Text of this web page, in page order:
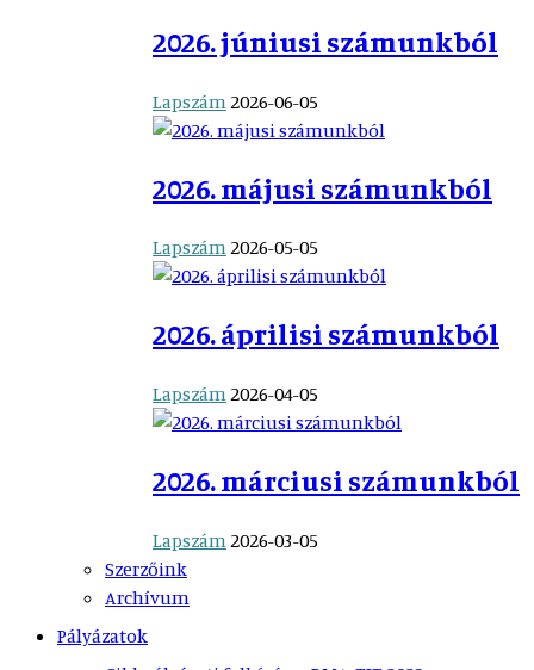
2026. júniusi számunkból
Lapszám 2026-06-05
2026. májusi számunkból
Lapszám2026-05-05
2026. áprilisi számunkból
Lapszám2026-04-05
2026. márciusi számunkból
Lapszám2026-03-05
Szerzőink
Archívum
Pályázatok